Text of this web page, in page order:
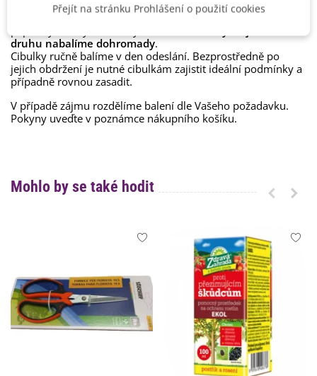
Chceme být
, proto cibuloviny balíme do
druhu nabalíme dohromady.
Cibulky ručně balíme v den odeslání. Bezprostředně po
jejich obdržení je nutné cibulkám zajistit ideální podmínky a
případně rovnou zasadit.
V případě zájmu rozdělíme balení dle Vašeho požadavku.
Pokyny uveďte v poznámce nákupního košíku.
Mohlo by se také hodit
Přejít na stránku Prohlášení o použití cookies